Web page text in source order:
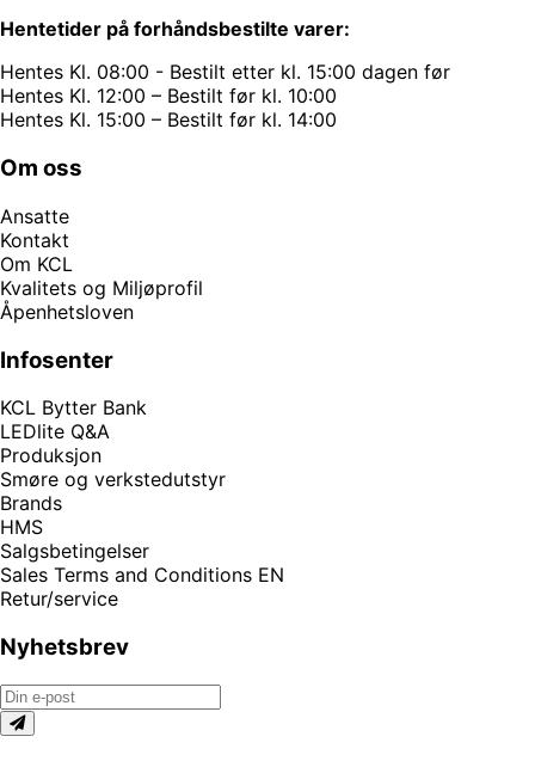
Hentetider på forhåndsbestilte varer:
Hentes Kl. 08:00 - Bestilt etter kl. 15:00 dagen før
Hentes Kl. 12:00 – Bestilt før kl. 10:00
Hentes Kl. 15:00 – Bestilt før kl. 14:00
Om oss
Ansatte
Kontakt
Om KCL
Kvalitets og Miljøprofil
Åpenhetsloven
Infosenter
KCL Bytter Bank
LEDlite Q&A
Produksjon
Smøre og verkstedutstyr
Brands
HMS
Salgsbetingelser
Sales Terms and Conditions EN
Retur/service
Nyhetsbrev